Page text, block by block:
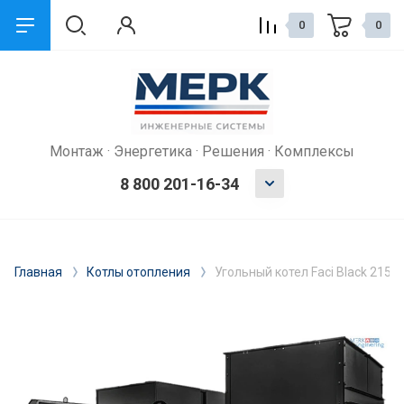
Монтаж · Энергетика · Решения · Комплексы
8 800 201-16-34
0 0
Главная Котлы отопления Угольный котел Faci Black 215